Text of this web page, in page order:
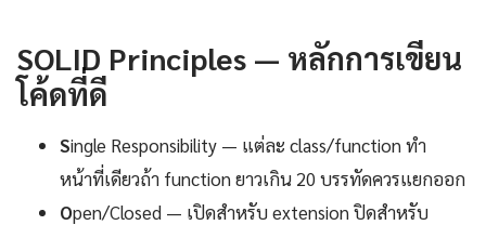
SOLID Principles — หลักการเขียน
โค้ดที่ดี
Single Responsibility — แต่ละ class/function ทำ
หน้าที่เดียวถ้า function ยาวเกิน 20 บรรทัดควรแยกออก
Open/Closed — เปิดสำหรับ extension ปิดสำหรับ